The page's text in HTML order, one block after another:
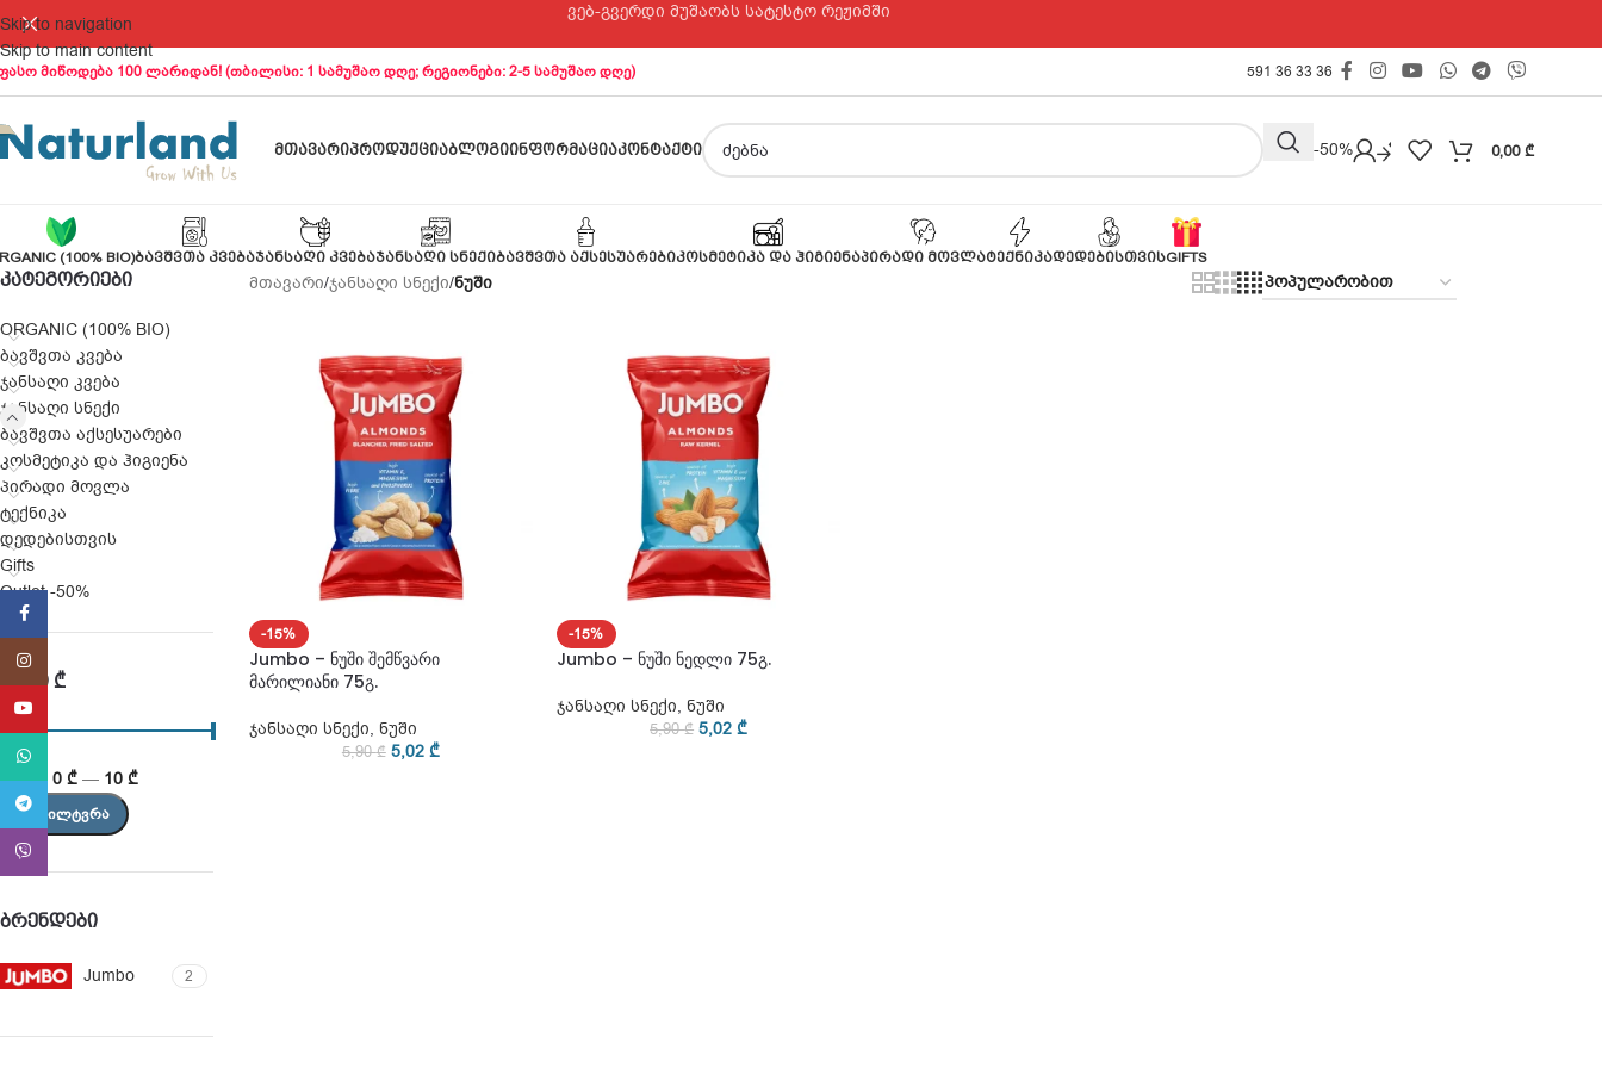
Skip to navigation
Skip to main content
ვებ-გვერდი მუშაობს სატესტო რეჟიმში
მიწოდება 100 ლარიდან! (თბილისი: 1 სამუშაო დღე; რეგიონები: 2-5 სამუშაო დღე) 591 36 33 36
ᲛᲗᲐᲕᲐᲠᲘᲞᲠᲝᲓᲣᲥᲪᲘᲐᲑᲚᲝᲒᲘᲘᲜᲤᲝᲠᲛᲐᲪᲘᲐᲙᲝᲜᲢᲐᲥᲢᲘ Outlet -50% 0,00 ₾
(100% BIO)ᲑᲐᲕᲨᲕᲗᲐ ᲙᲕᲔᲑᲐᲯᲐᲜᲡᲐᲦᲘ ᲙᲕᲔᲑᲐᲯᲐᲜᲡᲐᲦᲘ ᲡᲜᲔᲥᲘᲑᲐᲕᲨᲕᲗᲐ ᲐᲥᲡᲔᲡᲣᲐᲠᲔᲑᲘᲙᲝᲡᲛᲔᲢᲘᲙᲐ ᲓᲐ ᲰᲘᲒᲘᲔᲜᲐᲞᲘᲠᲐᲓᲘ ᲛᲝᲕᲚᲐᲢᲔᲥᲜᲘᲙᲐᲓᲔᲓᲔᲑᲘᲡᲗᲕᲘᲡGIFTS
ᲙᲐᲢᲔᲒᲝᲠᲘᲔᲑᲘ
ORGANIC (100% BIO)
ბავშვთა კვება
ჯანსაღი კვება
ჯანსაღი სნექი
ბავშვთა აქსესუარები
კოსმეტიკა და ჰიგიენა
პირადი მოვლა
ტექნიკა
დედებისთვის
Gifts
Outlet -50%
ᲤᲐᲡᲘ ₾
ᲒᲐᲤᲘᲚᲢᲕᲠᲐ
ფასი: 0 ₾ — 10 ₾
ᲑᲠᲔᲜᲓᲔᲑᲘ
Jumbo 2
მთავარი/ჯანსაღი სნექი/ნუში
-15%
Jumbo – ნუში შემწვარი
მარილიანი 75გ.
ჯანსაღი სნექი, ნუში
5,90₾ 5,02 ₾
-15%
Jumbo – ნუში ნედლი 75გ.
ჯანსაღი სნექი, ნუში
5,90₾ 5,02₾
Telegram